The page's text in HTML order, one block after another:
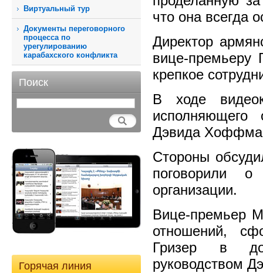
Виртуальный тур
Документы переговорного
процесса по
урегулированию
карабахского конфликта
Поиск
Горячая линия
что она всегда
Директор
вице-премьеру
крепкое
В ходе
исполняющего
Дэвида
Стороны
поговорили о
организации.
Вице-премьер
отношений,
Гризер в
руководством